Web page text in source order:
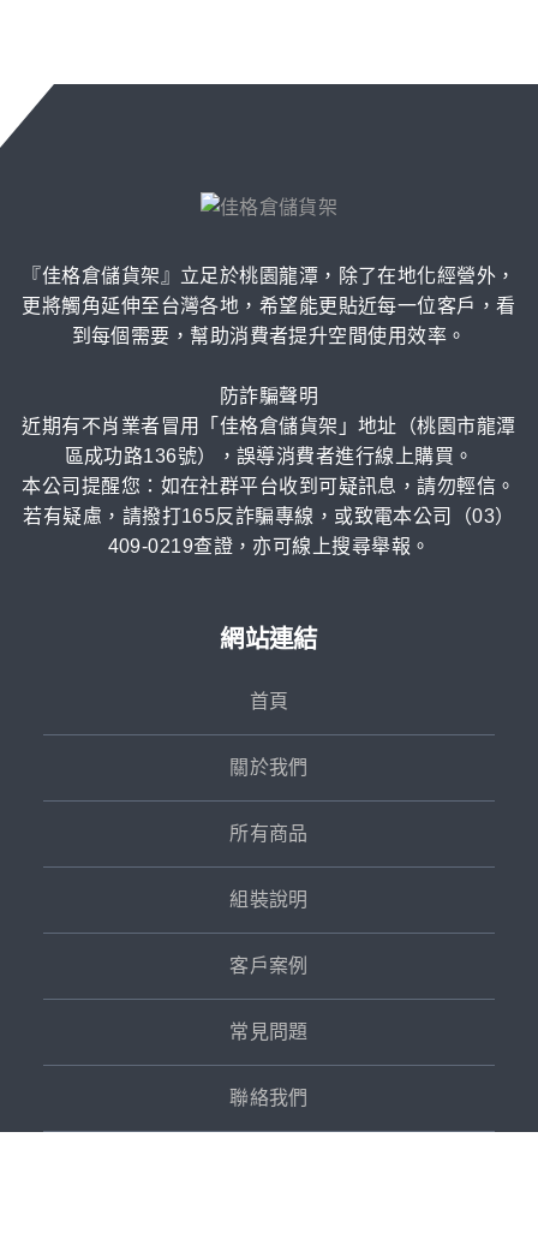
『佳格倉儲貨架』立足於桃園龍潭，除了在地化經營外，
更將觸角延伸至台灣各地，希望能更貼近每一位客戶，看
到每個需要，幫助消費者提升空間使用效率。
防詐騙聲明
近期有不肖業者冒用「佳格倉儲貨架」地址（桃園市龍潭
區成功路136號），誤導消費者進行線上購買。
本公司提醒您：如在社群平台收到可疑訊息，請勿輕信。
若有疑慮，請撥打165反詐騙專線，或致電本公司（03）
409-0219查證，亦可線上搜尋舉報。
網站連結
首頁
關於我們
所有商品
組裝說明
客戶案例
常見問題
聯絡我們